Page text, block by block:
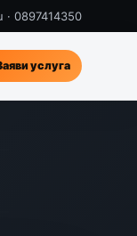
· 0897414350
услуга